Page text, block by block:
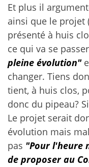
Et plus il
ainsi que le
présenté à huis
ce qui va se
pleine évolution"
changer. Tiens
tient, à huis clos,
donc du pipeau?
Le projet serait
évolution mais
pas "Pour l'heure
de proposer au